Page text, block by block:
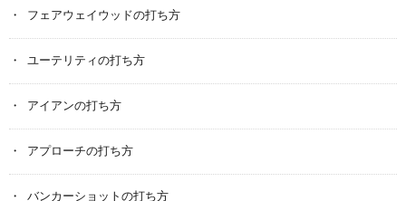
フェアウェイウッドの打ち方
ユーテリティの打ち方
アイアンの打ち方
アプローチの打ち方
バンカーショットの打ち方